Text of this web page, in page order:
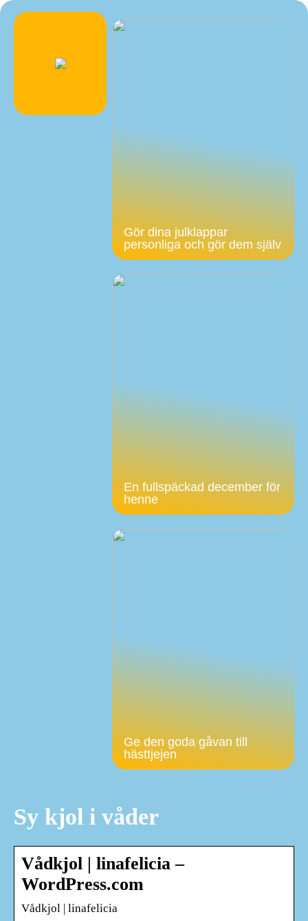
Gör dina julklappar
personliga och gör dem själv
En fullspäckad december för
henne
Ge den goda gåvan till
hästtjejen
Sy kjol i våder
Vådkjol | linafelicia –
WordPress.com
Vådkjol | linafelicia